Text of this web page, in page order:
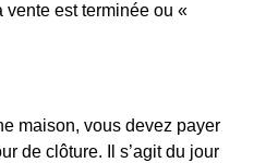
vente est terminée ou «
maison, vous devez payer
de clôture. Il s’agit du jour